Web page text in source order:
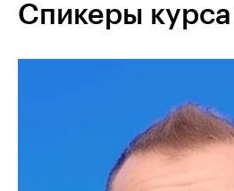
Спикеры курса